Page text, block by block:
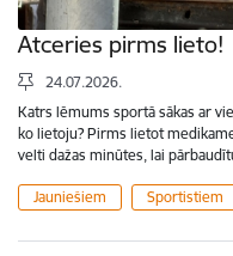
Atceries pirms lieto!
24.07.2026.
Katrs lēmums sportā sākas ar
ko lietoju? Pirms lietot
velti dažas minūtes, lai
Jauniešiem Sportistiem